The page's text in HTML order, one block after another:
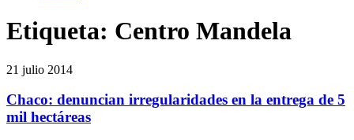
Etiqueta: Centro Mandela
21 julio 2014
Chaco: denuncian irregularidades en la entrega de 5
mil hectáreas